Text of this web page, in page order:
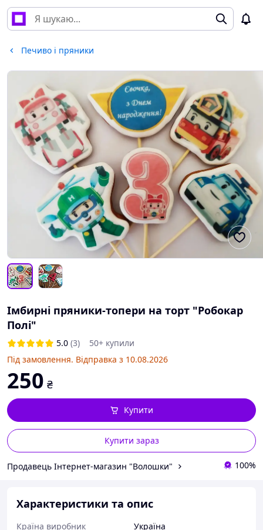
Печиво і пряники
Імбирні пряники-топери на торт "Робокар
Полі"
5.0 (3)
50+ купили
Під замовлення. Відправка з 10.08.2026
250 ₴
Купити зараз
Купити
Продавець Інтернет-магазин "Волошки" 100%
Характеристики та опис
Країна виробник
Україна